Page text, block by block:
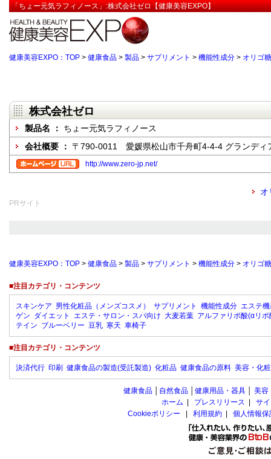
「ちょー元気ラフィノース」:株式会社ゼロ【健康美容EXPO】
健康美容EXPO：TOP > 健康食品 > 製品 > サプリメント > 機能性成分 > オリゴ糖
株式会社ゼロ
製品名 ： ちょー元気ラフィノース
会社概要 ： 〒790-0011 愛媛県松山市千舟町4-4-4 グランディ
http://www.zero-jp.net/
オ
PRサイト
健康美容EXPO：TOP > 健康食品 > 製品 > サプリメント > 機能性成分 > オリゴ糖
■注目カテゴリ・コンテンツ
スキンケア 男性化粧品（メンズコスメ） サプリメント 機能性成分 エステ
ゲン ダイエット エステ・サロン・スパ向け 大麦若葉 アルファリポ酸(αリポ
テイン ブルーベリー 豆乳 寒天 車椅子
■注目カテゴリ・コンテンツ
決済代行 印刷 健康食品の製造(受託製造) 化粧品 健康食品の原料 美容・化
健康食品 自然食品 健康用品・器具 美容
ホーム
プレスリリース
サ
Cookieポリシー
利用規約 個人情報